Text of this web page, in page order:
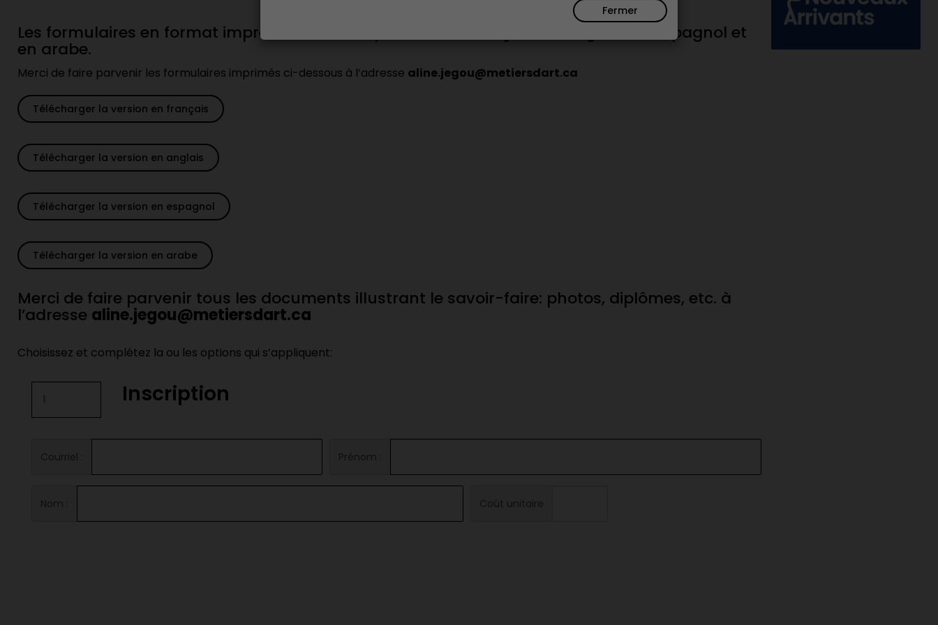
Fermer
Les formulaires en format impression sont disponibles en français, en anglais, en espagnol et
en arabe.
Merci de faire parvenir les formulaires imprimés ci-dessous à l’adresse aline.jegou@metiersdart.ca
Télécharger la version en français
Télécharger la version en anglais
Télécharger la version en espagnol
Télécharger la version en arabe
Merci de faire parvenir tous les documents illustrant le savoir-faire: photos, diplômes, etc. à
l’adresse aline.jegou@metiersdart.ca
Choisissez et complétez la ou les options qui s’appliquent:
Inscription
Courriel : Prénom :
Nom : Coût unitaire